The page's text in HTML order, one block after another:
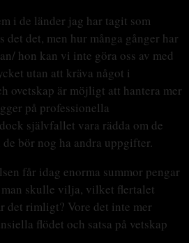
i de länder jag har tagit som
det det, men hur många gånger har
hon kan vi inte göra oss av med
utan att kräva något i
ovetskap är möjligt att hantera mer
på professionella
självfallet vara rädda om de
bör nog ha andra uppgifter.
får idag enorma summor pengar
skulle vilja, vilket flertalet
det rimligt? Vore det inte mer
flödet och satsa på vetskap